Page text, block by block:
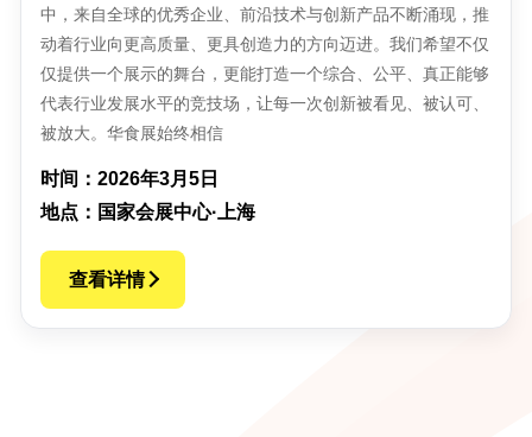
中，来自全球的优秀企业、前沿技术与创新产品不断涌现，推
动着行业向更高质量、更具创造力的方向迈进。我们希望不仅
仅提供一个展示的舞台，更能打造一个综合、公平、真正能够
代表行业发展水平的竞技场，让每一次创新被看见、被认可、
被放大。华食展始终相信
时间：2026年3月5日
地点：国家会展中心·上海
查看详情